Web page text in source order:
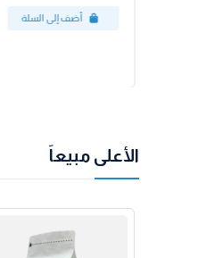
الأعلى مبيعاً